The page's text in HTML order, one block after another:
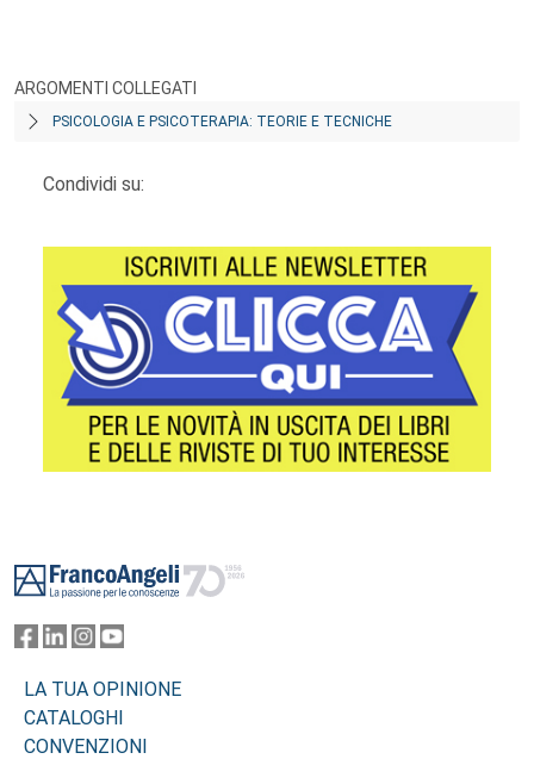
ARGOMENTI COLLEGATI
PSICOLOGIA E PSICOTERAPIA: TEORIE E TECNICHE
Condividi su:
LA TUA OPINIONE
CATALOGHI
CONVENZIONI